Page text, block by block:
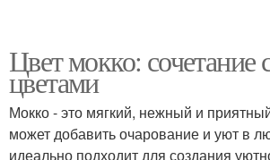
Цвет мокко: сочетание
цветами
Мокко - это мягкий, нежный и
может добавить очарование и уют в
идеально подходит для создания